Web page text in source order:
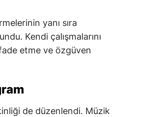
yanı sıra
Kendi çalışmalarını
etme ve özgüven
de düzenlendi. Müzik